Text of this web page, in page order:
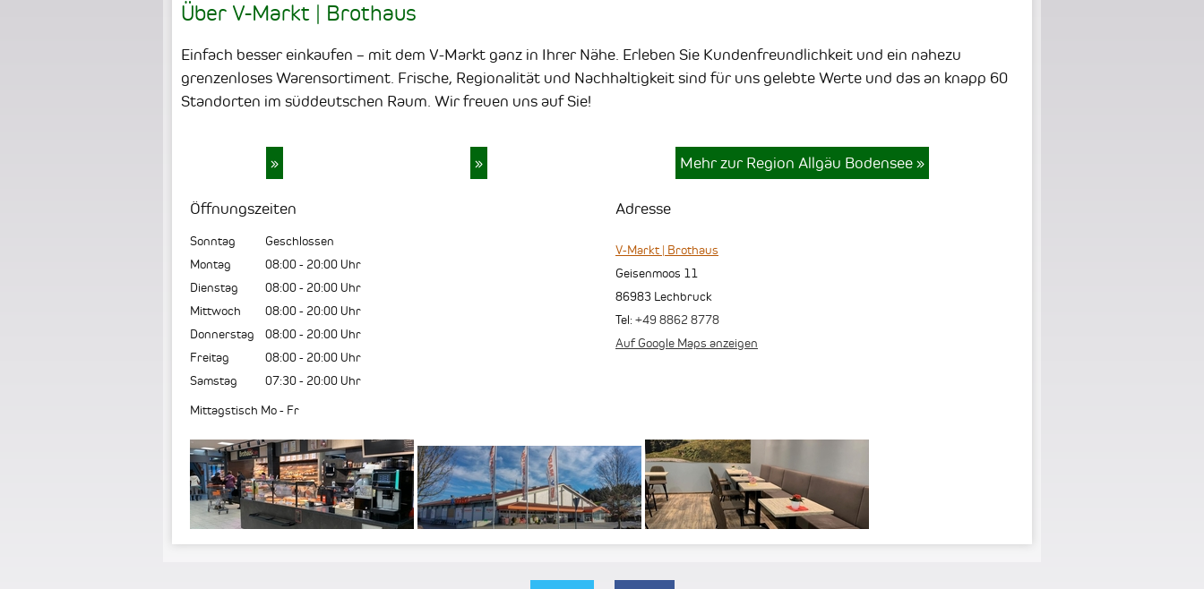
Über V-Markt | Brothaus
Einfach besser einkaufen – mit dem V-Markt ganz in Ihrer Nähe. Erleben Sie Kundenfreundlichkeit und ein nahezu
grenzenloses Warensortiment. Frische, Regionalität und Nachhaltigkeit sind für uns gelebte Werte und das an knapp 60
Standorten im süddeutschen Raum. Wir freuen uns auf Sie!
» » Mehr zur Region Allgäu Bodensee»
Öffnungszeiten
Sonntag
Geschlossen
Montag
08:00- 20:00 Uhr
Dienstag
08:00- 20:00 Uhr
Mittwoch
08:00- 20:00 Uhr
Donnerstag
08:00- 20:00 Uhr
Freitag
08:00- 20:00 Uhr
Samstag
07:30- 20:00 Uhr
Mittagstisch Mo - Fr
Adresse
V-Markt | Brothaus
Geisenmoos 11
86983 Lechbruck
Tel: +49 8862 8778
Auf Google Maps anzeigen